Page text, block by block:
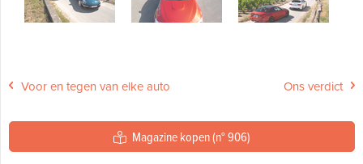
Voor en tegen van elke auto Ons verdict
Magazine kopen (n° 906)